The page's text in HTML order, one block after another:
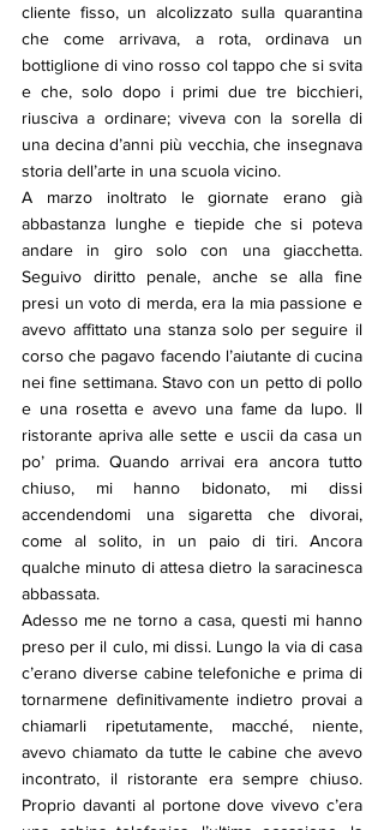
cliente fisso, un alcolizzato sulla quarantina
che come arrivava, a rota, ordinava un
bottiglione di vino rosso col tappo che si svita
e che, solo dopo i primi due tre bicchieri,
riusciva a ordinare; viveva con la sorella di
una decina d’anni più vecchia, che insegnava
storia dell’arte in una scuola vicino.
A marzo inoltrato le giornate erano già
abbastanza lunghe e tiepide che si poteva
andare in giro solo con una giacchetta.
Seguivo diritto penale, anche se alla fine
presi un voto di merda, era la mia passione e
avevo affittato una stanza solo per seguire il
corso che pagavo facendo l’aiutante di cucina
nei fine settimana. Stavo con un petto di pollo
e una rosetta e avevo una fame da lupo. Il
ristorante apriva alle sette e uscii da casa un
po’ prima. Quando arrivai era ancora tutto
chiuso, mi hanno bidonato, mi dissi
accendendomi una sigaretta che divorai,
come al solito, in un paio di tiri. Ancora
qualche minuto di attesa dietro la saracinesca
abbassata.
Adesso me ne torno a casa, questi mi hanno
preso per il culo, mi dissi. Lungo la via di casa
c’erano diverse cabine telefoniche e prima di
tornarmene definitivamente indietro provai a
chiamarli ripetutamente, macché, niente,
avevo chiamato da tutte le cabine che avevo
incontrato, il ristorante era sempre chiuso.
Proprio davanti al portone dove vivevo c’era